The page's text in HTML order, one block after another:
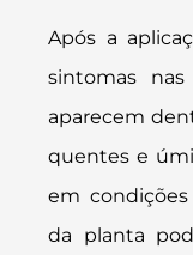
Após a
sintomas
aparecem
quentes e
em
da planta